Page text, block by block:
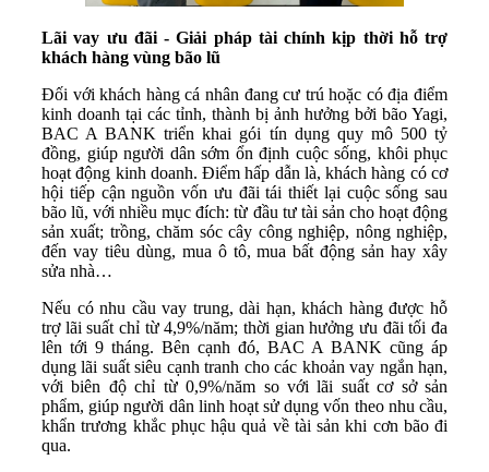
Lãi vay ưu đãi - Giải pháp tài chính kịp thời hỗ trợ
khách hàng vùng bão lũ
Đối với khách hàng cá nhân đang cư trú hoặc có địa điểm
kinh doanh tại các tỉnh, thành bị ảnh hưởng bởi bão Yagi,
BAC A BANK triển khai gói tín dụng quy mô 500 tỷ
đồng, giúp người dân sớm ổn định cuộc sống, khôi phục
hoạt động kinh doanh. Điểm hấp dẫn là, khách hàng có cơ
hội tiếp cận nguồn vốn ưu đãi tái thiết lại cuộc sống sau
bão lũ, với nhiều mục đích: từ đầu tư tài sản cho hoạt động
sản xuất; trồng, chăm sóc cây công nghiệp, nông nghiệp,
đến vay tiêu dùng, mua ô tô, mua bất động sản hay xây
sửa nhà…
Nếu có nhu cầu vay trung, dài hạn, khách hàng được hỗ
trợ lãi suất chỉ từ 4,9%/năm; thời gian hưởng ưu đãi tối đa
lên tới 9 tháng. Bên cạnh đó, BAC A BANK cũng áp
dụng lãi suất siêu cạnh tranh cho các khoản vay ngắn hạn,
với biên độ chỉ từ 0,9%/năm so với lãi suất cơ sở sản
phẩm, giúp người dân linh hoạt sử dụng vốn theo nhu cầu,
khẩn trương khắc phục hậu quả về tài sản khi cơn bão đi
qua.